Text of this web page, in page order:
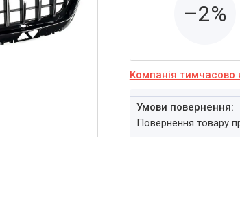
–2%
Компанія
повернення товару